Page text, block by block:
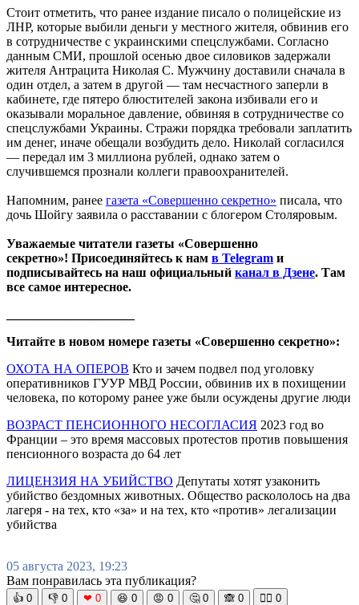
Стоит отметить, что ранее издание писало о полицейские из
ЛНР, которые выбили деньги у местного жителя, обвинив его
в сотрудничестве с украинскими спецслужбами. Согласно
данным СМИ, прошлой осенью двое силовиков задержали
жителя Антрацита Николая С. Мужчину доставили сначала в
один отдел, а затем в другой — там несчастного заперли в
кабинете, где пятеро блюстителей закона избивали его и
оказывали моральное давление, обвиняя в сотрудничестве со
спецслужбами Украины. Стражи порядка требовали заплатить
им денег, иначе обещали возбудить дело. Николай согласился
— передал им 3 миллиона рублей, однако затем о
случившемся прознали коллеги правоохранителей.
Напомним, ранее газета «Совершенно секретно» писала, что
дочь Шойгу заявила о расставании с блогером Столяровым.
Уважаемые читатели газеты «Совершенно
секретно»! Присоединяйтесь к нам в Telegram и
подписывайтесь на наш официальный канал в Дзене. Там
все самое интересное.
Читайте в новом номере газеты «Совершенно секретно»:
ОХОТА НА ОПЕРОВ Кто и зачем подвел под уголовку
оперативников ГУУР МВД России, обвинив их в похищении
человека, по которому ранее уже были осуждены другие люди
ВОЗРАСТ ПЕНСИОННОГО НЕСОГЛАСИЯ 2023 год во
Франции – это время массовых протестов против повышения
пенсионного возраста до 64 лет
ЛИЦЕНЗИЯ НА УБИЙСТВО Депутаты хотят узаконить
убийство бездомных животных. Общество раскололось на два
лагеря - на тех, кто «за» и на тех, кто «против» легализации
убийства
05 августа 2023, 19:23
Вам понравилась эта публикация?
👍 0 👎 0 ❤ 0 😆 0 😡 0 🤔 0 🙈 0 🧘‍♀️ 0